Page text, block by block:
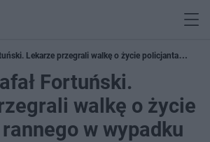
Lekarze przegrali walkę o życie policjanta
Fortuński.
walkę o życie
w wypadku